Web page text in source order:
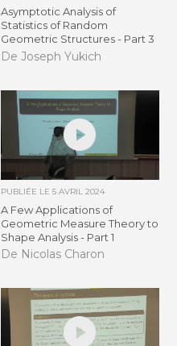
Asymptotic Analysis of
Statistics of Random
Geometric Structures - Part 3
De Joseph Yukich
PUBLIÉE LE 5 AVRIL 2024
A Few Applications of
Geometric Measure Theory to
Shape Analysis - Part 1
De Nicolas Charon